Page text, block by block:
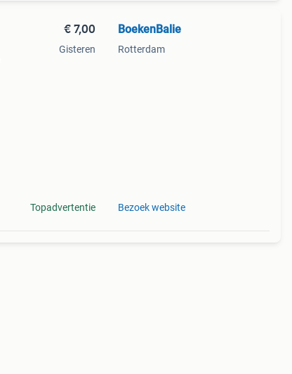
€ 7,00
Gisteren
Topadvertentie
BoekenBalie
Rotterdam
Bezoek website